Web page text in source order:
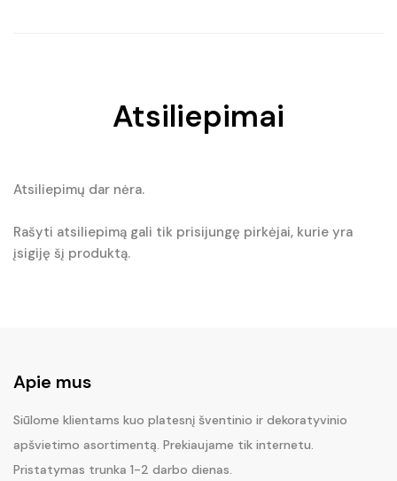
Atsiliepimai
Atsiliepimų dar nėra.
Rašyti atsiliepimą gali tik prisijungę pirkėjai, kurie yra
įsigiję šį produktą.
Apie mus
Siūlome klientams kuo platesnį šventinio ir dekoratyvinio
apšvietimo asortimentą. Prekiaujame tik internetu.
Pristatymas trunka 1-2 darbo dienas.